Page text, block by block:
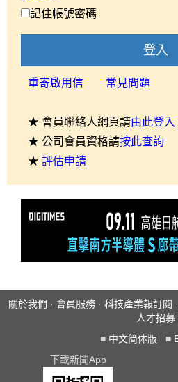
記住帳號密碼
登入
重寄啟用信 常見問題
★ 會員聯絡人網頁請由此登入
★ 公司會員資格請按此查詢
★ 評估申請
關於我們 · 會員服務 · 科技產業報訂閱 ·
人才招募
■ 中文简体版 ■
下載新聞App